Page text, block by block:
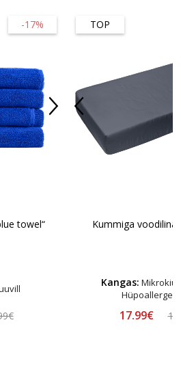
-17%
towel“
TOP
Kummiga voodilina
Kangas:
17.99€